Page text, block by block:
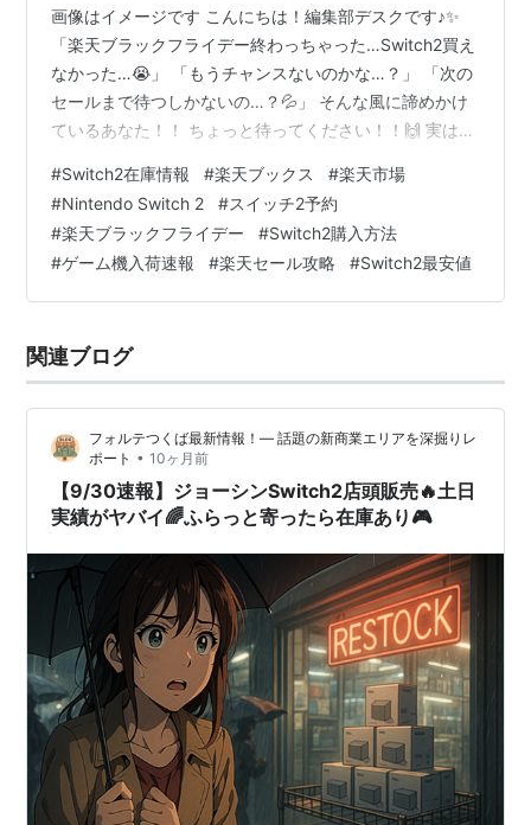
画像はイメージです こんにちは！編集部デスクです♪✨
「楽天ブラックフライデー終わっちゃった…Switch2買え
なかった…😭」 「もうチャンスないのかな…？」 「次の
セールまで待つしかないの…？💦」 そんな風に諦めかけ
ているあなた！！ ちょっと待ってください！！🙌 実は、
手の大チャンスなんです！💥 「えっ、セール終わったの
に！？😲」 そう思いますよね！ でも、編集部が徹底的に
SNSやデータを分析した結果、驚きの事実が判明したん
です！ **セール終了直後の11月28日から12月上旬が、実
は超穴場なんです！**🎯 理由は3つ！ ✅ セール中…
#Switch2在庫情報 #楽天ブックス #楽天市場
#Nintendo Switch 2 #スイッチ2予約
#楽天ブラックフライデー #Switch2購入方法
#ゲーム機入荷速報 #楽天セール攻略 #Switch2最安値
関連ブログ
フォルテつくば最新情報！— 話題の新商業エリアを深掘りレ
ポート • 10ヶ月前
【9/30速報】ジョーシンSwitch2店頭販売🔥土日
実績がヤバイ🌈ふらっと寄ったら在庫あり🎮